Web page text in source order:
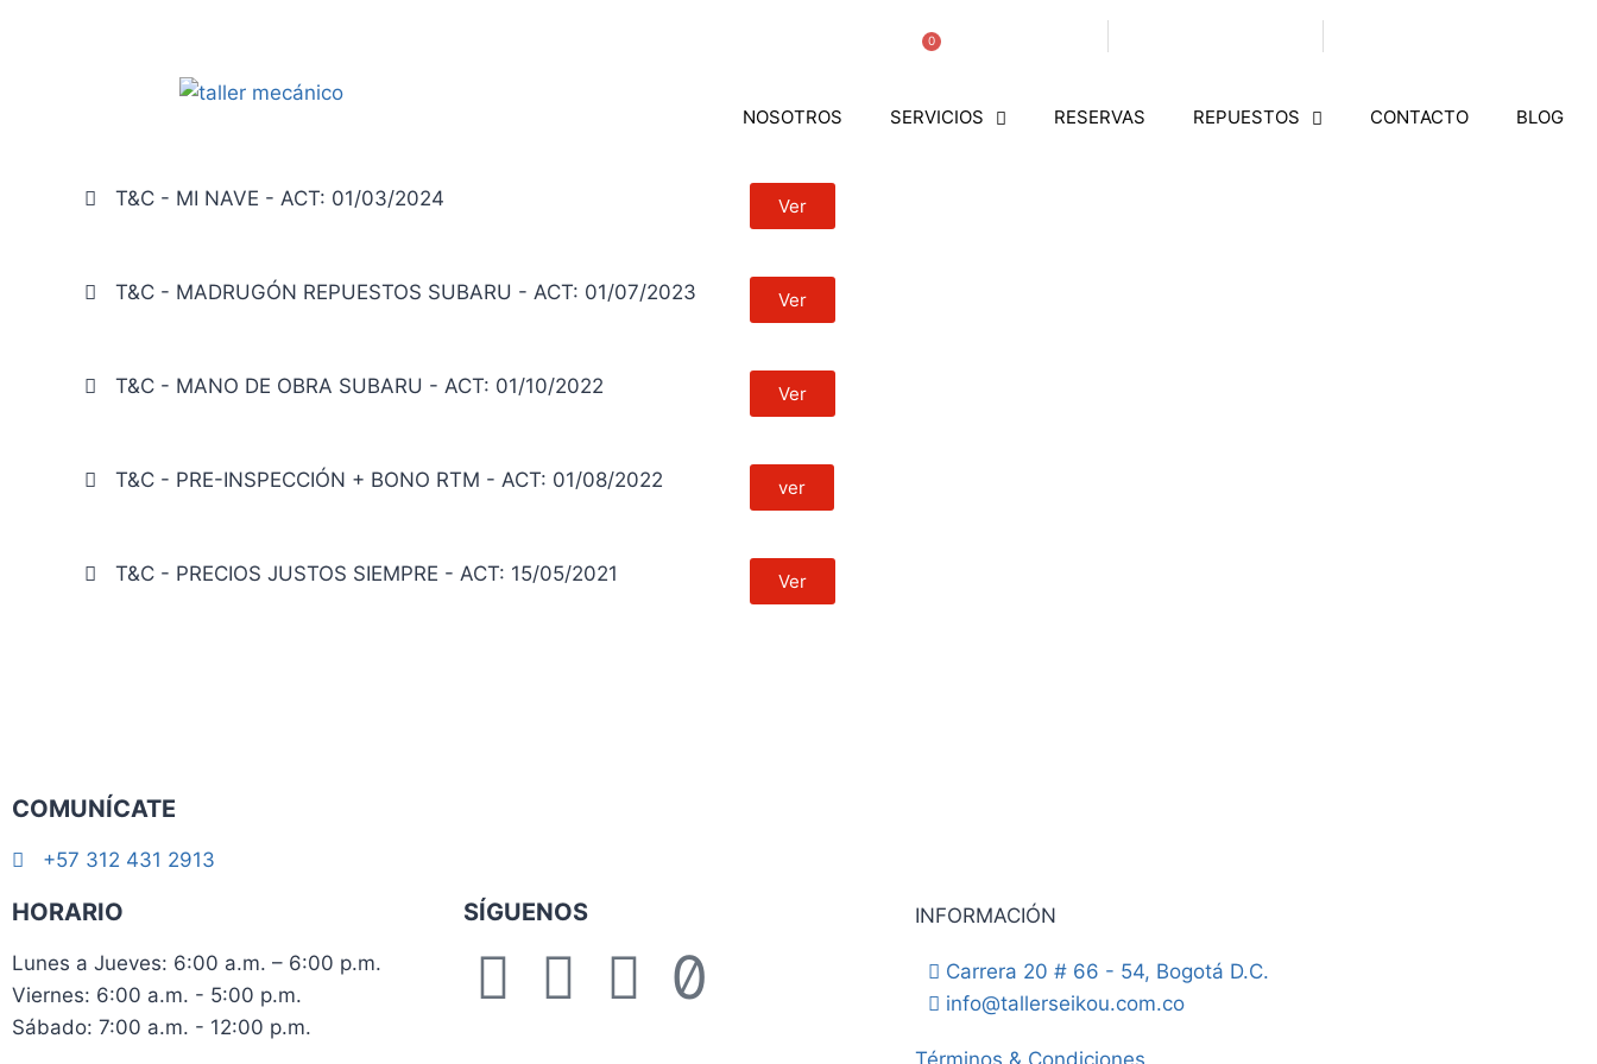
0
NOSOTROS SERVICIOS RESERVAS REPUESTOS CONTACTO BLOG
T&C - MI NAVE - ACT: 01/03/2024 Ver
T&C - MADRUGÓN REPUESTOS SUBARU - ACT: 01/07/2023 Ver
T&C - MANO DE OBRA SUBARU - ACT: 01/10/2022 Ver
T&C - PRE-INSPECCIÓN + BONO RTM - ACT: 01/08/2022 ver
T&C - PRECIOS JUSTOS SIEMPRE - ACT: 15/05/2021 Ver
COMUNÍCATE
+57 312 431 2913
HORARIO
Lunes a Jueves: 6:00 a.m. – 6:00 p.m.
Viernes: 6:00 a.m. - 5:00 p.m.
Sábado: 7:00 a.m. - 12:00 p.m.
SÍGUENOS INFORMACIÓN
Carrera 20 # 66 - 54, Bogotá D.C.
info@tallerseikou.com.co
Términos & Condiciones